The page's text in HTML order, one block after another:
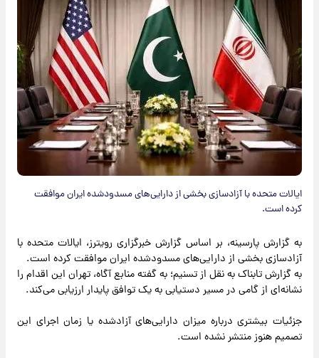
ایالات متحده با آزادسازی بخشی از دارایی‌های مسدودشده ایران موافقت
کرده است.
به گزارش پارسینه، بر اساس گزارش خبرگزاری رویترز، ایالات متحده با
آزادسازی بخشی از دارایی‌های مسدودشده ایران موافقت کرده است.
به گزارش تابناک به نقل از تسنیم؛ به گفته منابع آگاه، تهران این اقدام را
نشانه‌ای از گامی در مسیر دستیابی به یک توافق پایدار ارزیابی می‌کند.
جزئیات بیشتری درباره میزان دارایی‌های آزادشده یا زمان اجرای این
تصمیم هنوز منتشر نشده است.